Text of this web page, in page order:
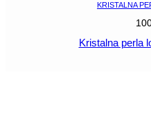
KRISTALNA
Kristalna perla